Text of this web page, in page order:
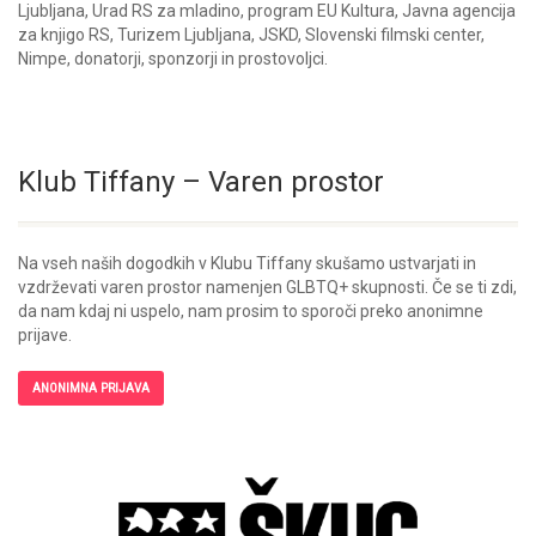
Ljubljana, Urad RS za mladino, program EU Kultura, Javna agencija
za knjigo RS, Turizem Ljubljana, JSKD, Slovenski filmski center,
Nimpe, donatorji, sponzorji in prostovoljci.
Klub Tiffany – Varen prostor
Na vseh naših dogodkih v Klubu Tiffany skušamo ustvarjati in
vzdrževati varen prostor namenjen GLBTQ+ skupnosti. Če se ti zdi,
da nam kdaj ni uspelo, nam prosim to sporoči preko anonimne
prijave.
ANONIMNA PRIJAVA